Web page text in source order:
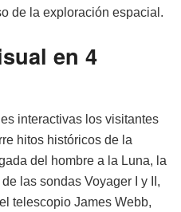
de la exploración espacial.
en 4
interactivas los visitantes
hitos históricos de la
del hombre a la Luna, la
las sondas Voyager I y II,
telescopio James Webb,